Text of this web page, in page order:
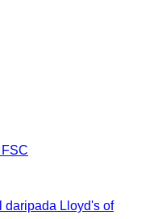
daripada Lloyd's of